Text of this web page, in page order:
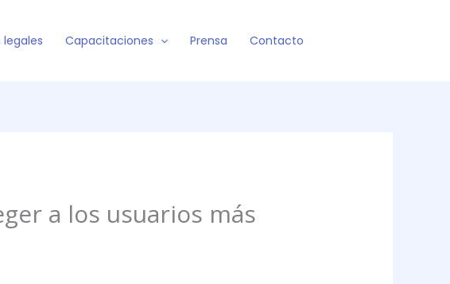
legales Capacitaciones Prensa Contacto
a los usuarios más